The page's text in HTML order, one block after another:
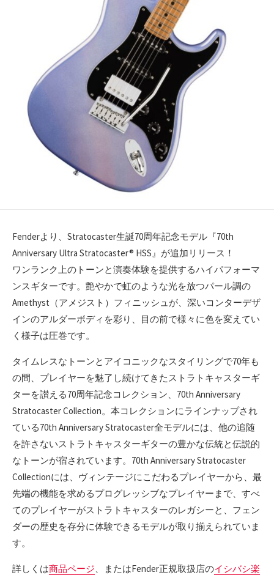
Fenderより、Stratocaster生誕70周年記念モデル『70th
Anniversary Ultra Stratocaster® HSS』が追加リリース！
ワンランク上のトーンと演奏体験を提供するハイパフォーマ
ンスギターです。艶やかで虹のような光を放つパール調の
Amethyst（アメジスト）フィニッシュが、深いコンターデザ
インのアルダーボディを彩り、目の前で様々に色を変えてい
く様子は圧巻です。
タイムレスなトーンとアイコニックなスタイリングで70年も
の間、プレイヤーを魅了し続けてきたストラトキャスターギ
ターを讃える70周年記念コレクション、70th Anniversary
Stratocaster Collection。本コレクションにラインナップされ
ている70th Anniversary Stratocaster全モデルには、他の追随
を許さないストラトキャスターギターの豊かな伝統と伝説的
なトーンが宿されています。70th Anniversary Stratocaster
Collectionには、ヴィンテージにこだわるプレイヤーから、最
先端の機能を求めるプログレッシブなプレイヤーまで、すべ
てのプレイヤーがストラトキャスターのレガシーと、フェン
ダーの歴史を存分に体験できるモデルが取り揃えられていま
す。
詳しくは商品ページ、またはFender正規取扱店のイシバシ楽